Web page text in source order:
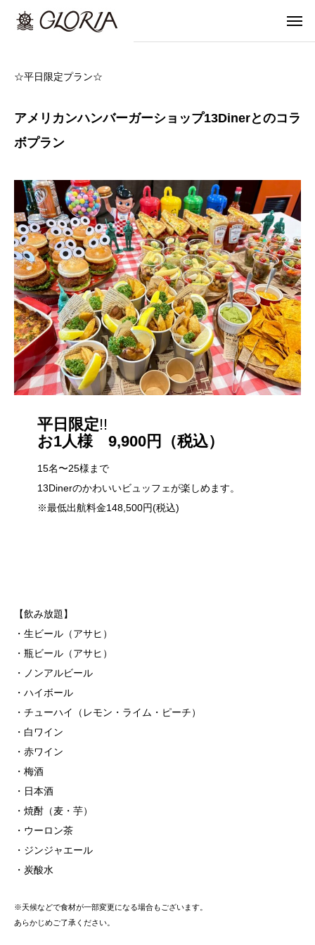
☆平日限定プラン☆
アメリカンハンバーガーショップ13Dinerとのコラ
ボプラン
平日限定!!
お1人様 9,900円（税込）
15名〜25様まで
13Dinerのかわいいビュッフェが楽しめます。
※最低出航料金148,500円(税込)
【飲み放題】
・生ビール（アサヒ）
・瓶ビール（アサヒ）
・ノンアルビール
・ハイボール
・チューハイ（レモン・ライム・ピーチ）
・白ワイン
・赤ワイン
・梅酒
・日本酒
・焼酎（麦・芋）
・ウーロン茶
・ジンジャエール
・炭酸水
※天候などで食材が一部変更になる場合もございます。
あらかじめご了承ください。